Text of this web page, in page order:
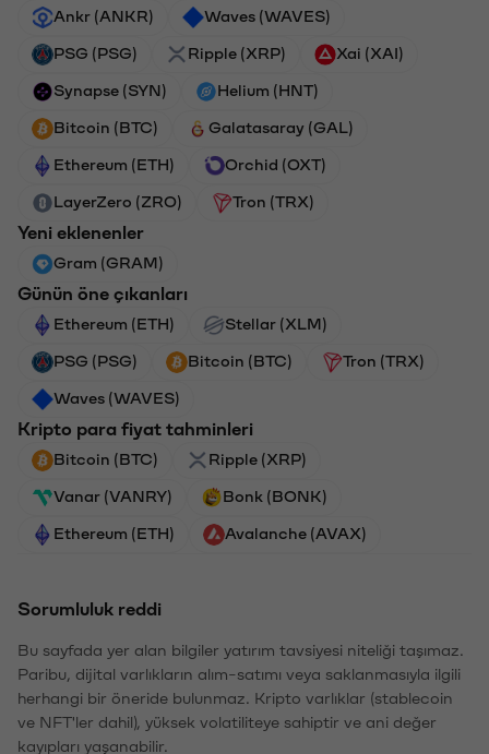
Ankr (ANKR) Waves (WAVES)
PSG (PSG) Ripple (XRP) Xai (XAI)
Synapse (SYN) Helium (HNT)
Bitcoin (BTC) Galatasaray (GAL)
Ethereum (ETH) Orchid (OXT)
LayerZero (ZRO) Tron (TRX)
Yeni eklenenler
Gram (GRAM)
Günün öne çıkanları
Ethereum (ETH) Stellar (XLM)
PSG (PSG) Bitcoin (BTC) Tron (TRX)
Waves (WAVES)
Kripto para fiyat tahminleri
Bitcoin (BTC) Ripple (XRP)
Vanar (VANRY) Bonk (BONK)
Ethereum (ETH) Avalanche (AVAX)
Sorumluluk reddi
Bu sayfada yer alan bilgiler yatırım tavsiyesi niteliği taşımaz.
Paribu, dijital varlıkların alım-satımı veya saklanmasıyla ilgili
herhangi bir öneride bulunmaz. Kripto varlıklar (stablecoin
ve NFT'ler dahil), yüksek volatiliteye sahiptir ve ani değer
kayıpları yaşanabilir.